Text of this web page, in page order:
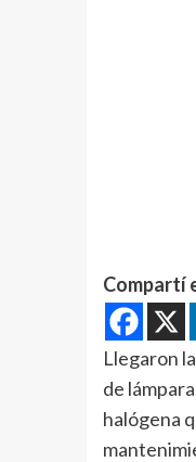
Compartí
Llegaron
de
halógena